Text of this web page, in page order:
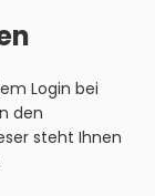
Login bei
den
steht Ihnen